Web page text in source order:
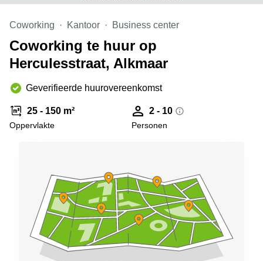
Coworking
Arnhem
Kantoorruimte
in Arnhem
space
Coworking
space
Kantoor
Huren
Hengelo
Bedrijfsruimte
Huren in
Coworking Kantoor Business center
Coworking te huur op
Herculesstraat, Alkmaar
Geverifieerde huurovereenkomst
25 - 150 m²
Oppervlakte
2 - 10
Personen